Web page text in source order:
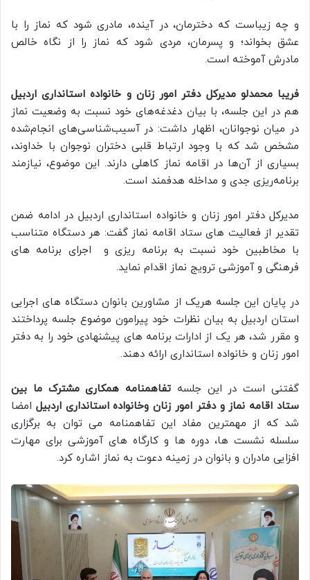
و چه زیباست که دخترمان، در آینده، مادری شود که نماز را با
عشق بخواند؛ و پسرمان، مردی شود که نماز را از نگاه خالص
مادرش آموخته است.
فریبا محمدلو مدیرکل دفتر امور زنان و خانواده استانداری اردبیل
هم در این جلسه، با بیان دغدغه‌های خود نسبت به وضعیت نماز
در میان نوجوانان، اظهار داشت: در آسیب‌شناسی‌های انجام‌شده
مشخص شد که با وجود ارتباط قلبی دختران نوجوان با خداوند،
بسیاری از آن‌ها در اقامه نماز کاهلی دارند. این موضوع، نیازمند
برنامه‌ریزی جدی و مداخله هدفمند است.
مدیرکل دفتر امور زنان و خانواده استانداری اردبیل در ادامه ضمن
تقدیر از فعالیت های ستاد اقامه نماز گفت: هر دستگاه متناسب
با مخاطبین خود نسبت به برنامه ریزی و اجرای برنامه های
فرهنگی و آموزشی ترویج نماز اقدام نماید.
در پایان این جلسه هریک از مشاورین بانوان دستگاه های اجرایی
استان اردبیل به بیان نظرات خود پیرامون موضوع جلسه پرداختند
و مقرر شد، هر یک از ادارات برنامه های پیشنهادی خود را به دفتر
امور زنان و خانواده استانداری ارائه دهند.
گفتنی است در این جلسه تفاهمنامه همکاری مشترک ما بین
ستاد اقامه نماز و دفتر امور زنان وخانواده استانداری اردبیل امضا
شد که از مهمترین مفاد این تفاهمنامه می توان به برگزاری
سلسله نشست ها، دوره ها و کارگاه های آموزشی برای مهارت
افزایی مادران و بانوان در زمینه دعوت به نماز اشاره کرد.